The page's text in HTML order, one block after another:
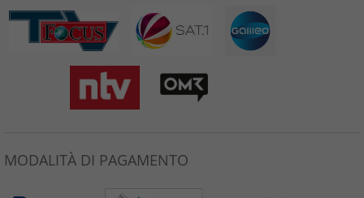
MODALITÀ DI PAGAMENTO